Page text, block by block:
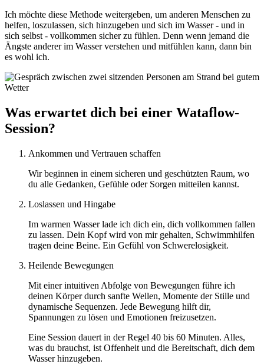
Ich möchte diese Methode weitergeben, um anderen Menschen zu
helfen, loszulassen, sich hinzugeben und sich im Wasser - und in
sich selbst - vollkommen sicher zu fühlen. Denn wenn jemand die
Ängste anderer im Wasser verstehen und mitfühlen kann, dann bin
es wohl ich.
Was erwartet dich bei einer Wataflow-
Session?
Ankommen und Vertrauen schaffen
Wir beginnen in einem sicheren und geschützten Raum, wo
du alle Gedanken, Gefühle oder Sorgen mitteilen kannst.
Loslassen und Hingabe
Im warmen Wasser lade ich dich ein, dich vollkommen fallen
zu lassen. Dein Kopf wird von mir gehalten, Schwimmhilfen
tragen deine Beine. Ein Gefühl von Schwerelosigkeit.
Heilende Bewegungen
Mit einer intuitiven Abfolge von Bewegungen führe ich
deinen Körper durch sanfte Wellen, Momente der Stille und
dynamische Sequenzen. Jede Bewegung hilft dir,
Spannungen zu lösen und Emotionen freizusetzen.
Eine Session dauert in der Regel 40 bis 60 Minuten. Alles,
was du brauchst, ist Offenheit und die Bereitschaft, dich dem
Wasser hinzugeben.